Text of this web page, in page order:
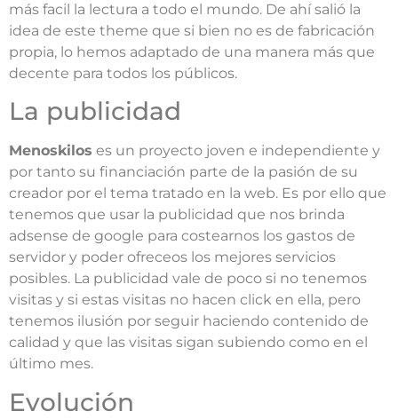
más facil la lectura a todo el mundo. De ahí salió la
idea de este theme que si bien no es de fabricación
propia, lo hemos adaptado de una manera más que
decente para todos los públicos.
La publicidad
Menoskilos es un proyecto joven e independiente y
por tanto su financiación parte de la pasión de su
creador por el tema tratado en la web. Es por ello que
tenemos que usar la publicidad que nos brinda
adsense de google para costearnos los gastos de
servidor y poder ofreceos los mejores servicios
posibles. La publicidad vale de poco si no tenemos
visitas y si estas visitas no hacen click en ella, pero
tenemos ilusión por seguir haciendo contenido de
calidad y que las visitas sigan subiendo como en el
último mes.
Evolución